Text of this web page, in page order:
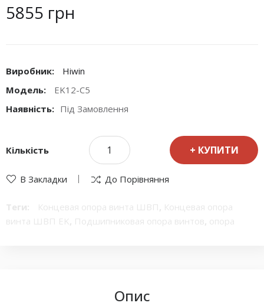
5855 грн
Виробник:
Hiwin
Модель:
EK12-C5
Наявність: Під Замовлення
Кількість КУПИТИ
В Закладки До Порівняння
Теги: Концевая опора винта ШВП , Концевая опора
винта ШВП EK , Подшипниковая опора винтов, опора
Опис